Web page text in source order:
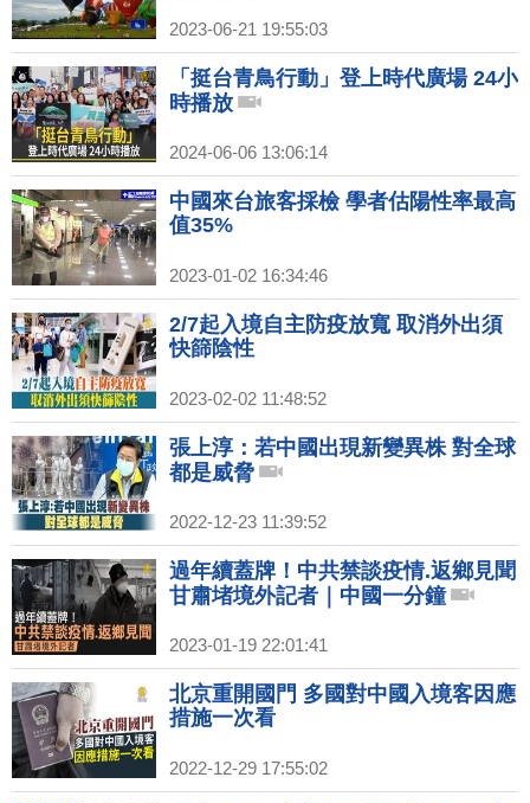
2023-06-21 19:55:03
「挺台青鳥行動」登上時代廣場 24小
時播放
2024-06-06 13:06:14
中國來台旅客採檢 學者估陽性率最高
值35%
2023-01-02 16:34:46
2/7起入境自主防疫放寬 取消外出須
快篩陰性
2023-02-02 11:48:52
張上淳：若中國出現新變異株 對全球
都是威脅
2022-12-23 11:39:52
過年續蓋牌！中共禁談疫情.返鄉見聞
甘肅堵境外記者｜中國一分鐘
2023-01-19 22:01:41
北京重開國門 多國對中國入境客因應
措施一次看
2022-12-29 17:55:02